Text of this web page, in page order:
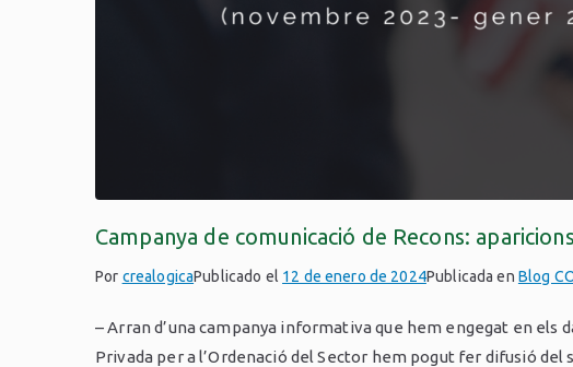
Campanya de comunicació de Recons:
Por crealogicaPublicado el 12 de enero de 2024Publicada en Blog
– Arran d’una campanya informativa que hem engegat en els
Privada per a l’Ordenació del Sector hem pogut fer difusió